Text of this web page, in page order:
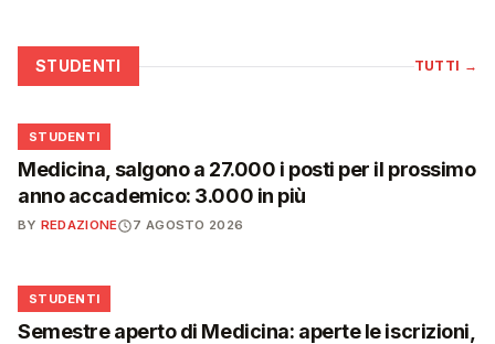
STUDENTI TUTTI →
🎓
STUDENTI
Medicina, salgono a 27.000 i posti per il prossimo
anno accademico: 3.000 in più
BY REDAZIONE 7 AGOSTO 2026
🎓
STUDENTI
Semestre aperto di Medicina: aperte le iscrizioni,